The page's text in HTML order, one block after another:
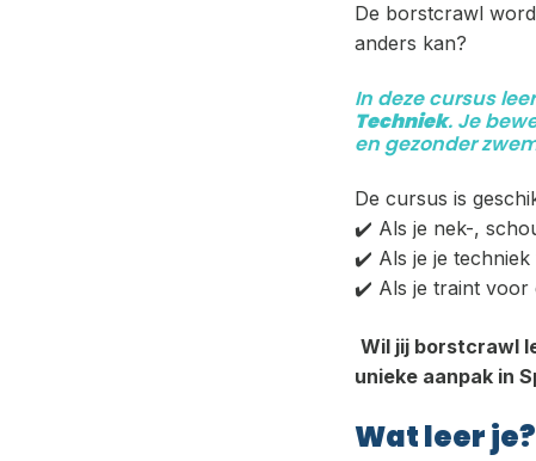
De borstcrawl
anders kan?
In deze cursus
Techniek. Je
en gezonder
De cursus is
✔️ Als je nek-,
✔️ Als je je
✔️ Als je traint voor
Wil jij borstcrawl
unieke aanpak in
Wat leer je?